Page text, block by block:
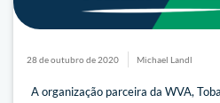
28 de outubro de 2020 Michael Landl
A organização parceira da WVA,